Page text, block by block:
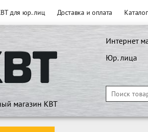
для юр. лиц Доставка и оплата
магазин КВТ
Интернет
Юр. лица